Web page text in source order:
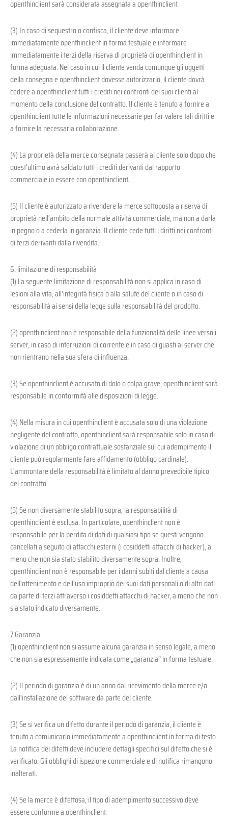
openthinclient sarà considerata assegnata a openthinclient.
(3) In caso di sequestro o confisca, il cliente deve informare
immediatamente openthinclient in forma testuale e informare
immediatamente i terzi della riserva di proprietà di openthinclient in
forma adeguata. Nel caso in cui il cliente venda comunque gli oggetti
della consegna e openthinclient dovesse autorizzarlo, il cliente dovrà
cedere a openthinclient tutti i crediti nei confronti dei suoi clienti al
momento della conclusione del contratto. Il cliente è tenuto a fornire a
openthinclient tutte le informazioni necessarie per far valere tali diritti e
a fornire la necessaria collaborazione.
(4) La proprietà della merce consegnata passerà al cliente solo dopo che
quest'ultimo avrà saldato tutti i crediti derivanti dal rapporto
commerciale in essere con openthinclient.
(5) Il cliente è autorizzato a rivendere la merce sottoposta a riserva di
proprietà nell'ambito della normale attività commerciale, ma non a darla
in pegno o a cederla in garanzia. Il cliente cede tutti i diritti nei confronti
di terzi derivanti dalla rivendita.
6. limitazione di responsabilità
(1) La seguente limitazione di responsabilità non si applica in caso di
lesioni alla vita, all'integrità fisica o alla salute del cliente o in caso di
responsabilità ai sensi della legge sulla responsabilità del prodotto.
(2) openthinclient non è responsabile della funzionalità delle linee verso i
server, in caso di interruzioni di corrente e in caso di guasti ai server che
non rientrano nella sua sfera di influenza.
(3) Se openthinclient è accusato di dolo o colpa grave, openthinclient sarà
responsabile in conformità alle disposizioni di legge.
(4) Nella misura in cui openthinclient è accusata solo di una violazione
negligente del contratto, openthinclient sarà responsabile solo in caso di
violazione di un obbligo contrattuale sostanziale sul cui adempimento il
cliente può regolarmente fare affidamento (obbligo cardinale).
L'ammontare della responsabilità è limitato al danno prevedibile tipico
del contratto.
(5) Se non diversamente stabilito sopra, la responsabilità di
openthinclient è esclusa. In particolare, openthinclient non è
responsabile per la perdita di dati di qualsiasi tipo se questi vengono
cancellati a seguito di attacchi esterni (i cosiddetti attacchi di hacker), a
meno che non sia stato stabilito diversamente sopra. Inoltre,
openthinclient non è responsabile per i danni subiti dal cliente a causa
dell'ottenimento e dell'uso improprio dei suoi dati personali o di altri dati
da parte di terzi attraverso i cosiddetti attacchi di hacker, a meno che non
sia stato indicato diversamente.
7 Garanzia
(1) openthinclient non si assume alcuna garanzia in senso legale, a meno
che non sia espressamente indicata come „garanzia“ in forma testuale.
(2) Il periodo di garanzia è di un anno dal ricevimento della merce e/o
dall'installazione del software da parte del cliente.
(3) Se si verifica un difetto durante il periodo di garanzia, il cliente è
tenuto a comunicarlo immediatamente a openthinclient in forma di testo.
La notifica dei difetti deve includere dettagli specifici sul difetto che si è
verificato. Gli obblighi di ispezione commerciale e di notifica rimangono
inalterati.
(4) Se la merce è difettosa, il tipo di adempimento successivo deve
essere conforme a openthinclient.